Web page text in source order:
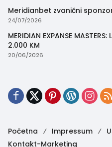
Meridianbet zvanični
24/07/2026
MERIDIAN EXPANSE
2.000 KM
20/06/2026
Početna Impressum
Kontakt-Marketing